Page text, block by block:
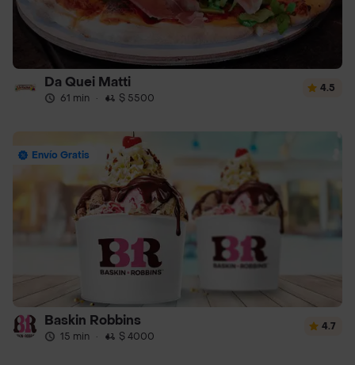
Da Quei Matti
61 min · $ 5500
4.5
Envío Gratis
Baskin Robbins
15 min · $ 4000
4.7